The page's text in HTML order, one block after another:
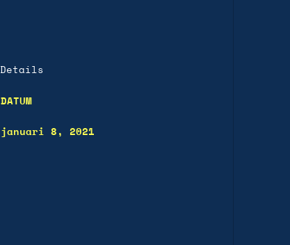
Details
DATUM
januari 8, 2021